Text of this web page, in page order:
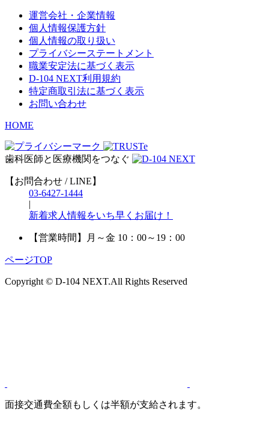
運営会社・企業情報
個人情報保護方針
個人情報の取り扱い
プライバシーステートメント
職業安定法に基づく表示
D-104 NEXT利用規約
特定商取引法に基づく表示
お問い合わせ
HOME
歯科医師と医療機関をつなぐ
【お問合わせ / LINE】
03-6427-1444
|
新着求人情報をいち早くお届け！
【営業時間】 月～金 10：00～19：00
ページTOP
Copyright © D-104 NEXT.All Rights Reserved
面接交通費全額もしくは半額が支給されます。